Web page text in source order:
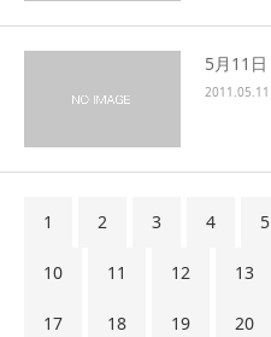
5月11日
2011.05.11
1 2 3 4 5
10 11 12 13
17 18 19 20